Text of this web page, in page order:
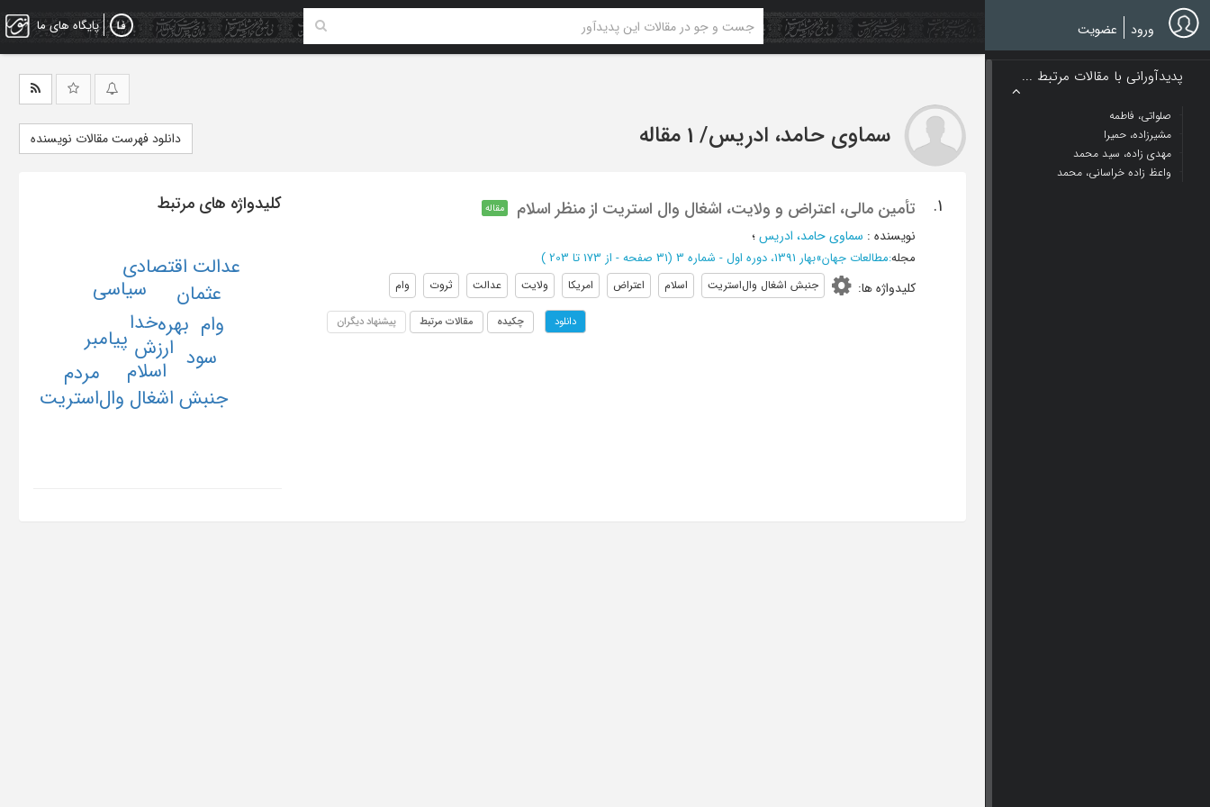
Skip
to
main
پایگاه های ما ورود عضویت
پدیدآورانی با مقالات مرتبط ...
صلواتی، فاطمه
مشیرزاده، حمیرا
مهدی زاده، سید محمد
واعظ زاده خراسانی، محمد
سماوی حامد، ادریس/ 1 مقاله دانلود فهرست مقالات نویسنده
1. تأمین مالی، اعتراض و ولایت، اشغال وال استریت از منظر اسلام مقاله
نویسنده : سماوی حامد، ادریس؛
مجله:مطالعات جهان»بهار 1391، دوره اول - شماره 3 (‎31 صفحه - از 173 تا 203 )
کلیدواژه ها: جنبش اشغال وال‌استریت اسلام اعتراض امریکا ولایت عدالت ثروت وام
دانلود چکیده مقالات مرتبط پیشنهاد دیگران
کلیدواژه های مرتبط
ارزش
اسلام
بهره پیامبر
جنبش اشغال وال‌استریت
خدا
سود
سیاسی عثمان
عدالت اقتصادی
مردم
وام